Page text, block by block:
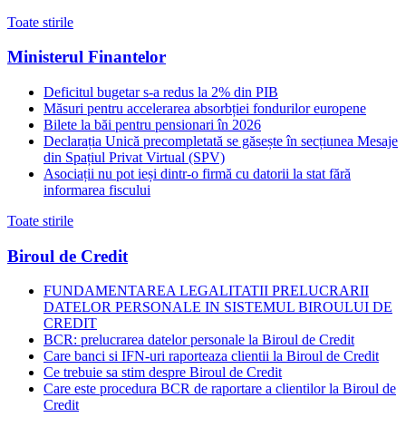
Toate stirile
Ministerul Finantelor
Deficitul bugetar s-a redus la 2% din PIB
Măsuri pentru accelerarea absorbției fondurilor europene
Bilete la băi pentru pensionari în 2026
Declarația Unică precompletată se găsește în secțiunea Mesaje
din Spațiul Privat Virtual (SPV)
Asociații nu pot ieși dintr-o firmă cu datorii la stat fără
informarea fiscului
Toate stirile
Biroul de Credit
FUNDAMENTAREA LEGALITATII PRELUCRARII
DATELOR PERSONALE IN SISTEMUL BIROULUI DE
CREDIT
BCR: prelucrarea datelor personale la Biroul de Credit
Care banci si IFN-uri raporteaza clientii la Biroul de Credit
Ce trebuie sa stim despre Biroul de Credit
Care este procedura BCR de raportare a clientilor la Biroul de
Credit